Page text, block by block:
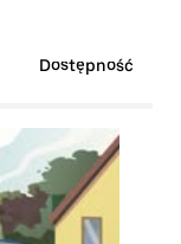
Dostępność